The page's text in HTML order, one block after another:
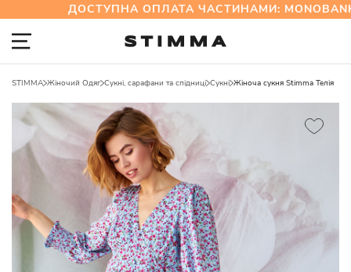
ДОСТУПНА ОПЛАТА ЧАСТИНАМИ:
STIMMA Жіночий Одяг Сукні, сарафани та спідниці Сукні Жіноча сукня Stimma Телія